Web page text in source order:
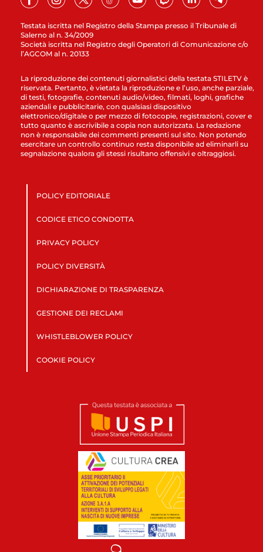
Testata iscritta nel Registro della Stampa presso il Tribunale di
Salerno al n. 34/2009
Società iscritta nel Registro degli Operatori di Comunicazione c/o
l’AGCOM al n. 20133
La riproduzione dei contenuti giornalistici della testata STILETV è
riservata. Pertanto, è vietata la riproduzione e l’uso, anche parziale,
di testi, fotografie, contenuti audio/video, filmati, loghi, grafiche
aziendali e pubblicitarie, con qualsiasi dispositivo
elettronico/digitale o per mezzo di fotocopie, registrazioni, cover e
tutto quanto è ascrivibile a copia non autorizzata. La redazione
non è responsabile dei commenti presenti sul sito. Non potendo
esercitare un controllo continuo resta disponibile ad eliminarli su
segnalazione qualora gli stessi risultano offensivi e oltraggiosi.
POLICY EDITORIALE
CODICE ETICO CONDOTTA
PRIVACY POLICY
POLICY DIVERSITÀ
DICHIARAZIONE DI TRASPARENZA
GESTIONE DEI RECLAMI
WHISTLEBLOWER POLICY
COOKIE POLICY